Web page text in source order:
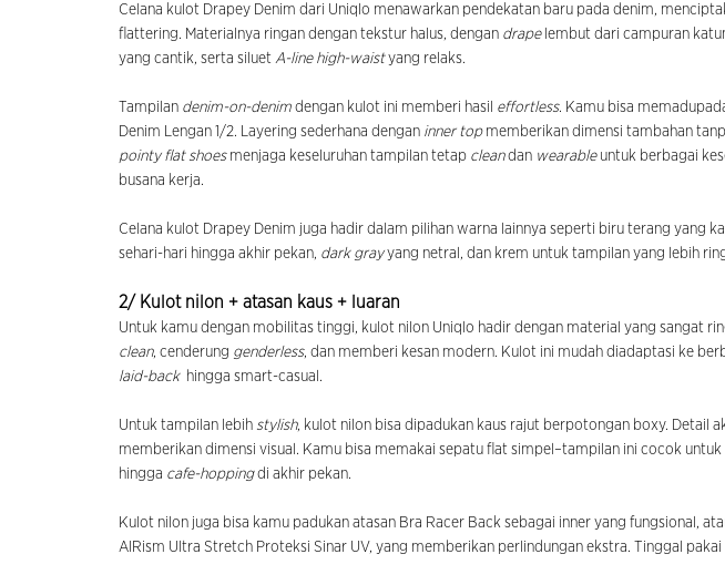
Celana kulot Drapey Denim dari Uniqlo menawarkan pendekatan baru pada denim,
flattering. Materialnya ringan dengan tekstur halus, dengan drape lembut dari campuran
yang cantik, serta siluet A-line high-waistyang relaks.
Tampilan denim-on-denim dengan kulot ini memberi hasil effortless. Kamu bisa
Denim Lengan 1/2. Layering sederhana dengan inner topmemberikan dimensi tambahan
pointy flat shoesmenjaga keseluruhan tampilan tetap cleandan wearable untuk berbagai
busana kerja.
Celana kulot Drapey Denim juga hadir dalam pilihan warna lainnya seperti biru terang yang
sehari-hari hingga akhir pekan, dark grayyang netral, dan krem untuk tampilan yang lebih
2/ Kulot nilon + atasan kaus + luaran
Untuk kamu dengan mobilitas tinggi, kulot nilon Uniqlo hadir dengan material yang sangat
clean, cenderung genderless, dan memberi kesan modern. Kulot ini mudah diadaptasi ke
laid-backhingga smart-casual.
Untuk tampilan lebih stylish, kulot nilon bisa dipadukan kaus rajut berpotongan boxy. Detail
memberikan dimensi visual. Kamu bisa memakai sepatu flat simpel–tampilan ini cocok untuk
hingga cafe-hoppingdi akhir pekan.
Kulot nilon juga bisa kamu padukan atasan Bra Racer Back sebagai inner yang fungsional,
AIRism Ultra Stretch Proteksi Sinar UV, yang memberikan perlindungan ekstra. Tinggal pakai